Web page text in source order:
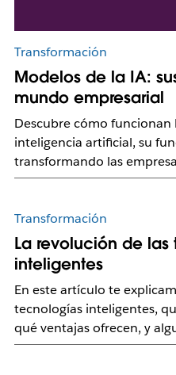
Transformación
Modelos de la IA:
mundo empresarial
Descubre cómo
inteligencia artificial, su
transformando las
Transformación
La revolución de
inteligentes
En este artículo te
tecnologías inteligentes,
qué ventajas ofrecen, y